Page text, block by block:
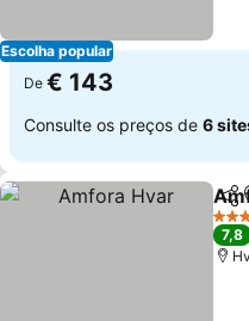
Escolha popular
De € 143
Consulte os preços de 6
5
7,8